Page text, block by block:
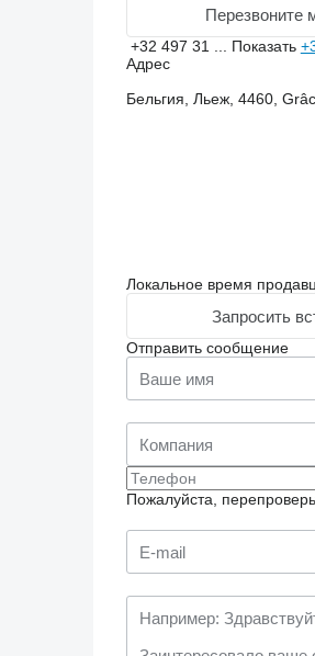
Перезвоните
+32 497 31 ... Показать
Адрес
Бельгия, Льеж, 4460,
Локальное время
Запросить
Отправить сообщение
Пожалуйста,